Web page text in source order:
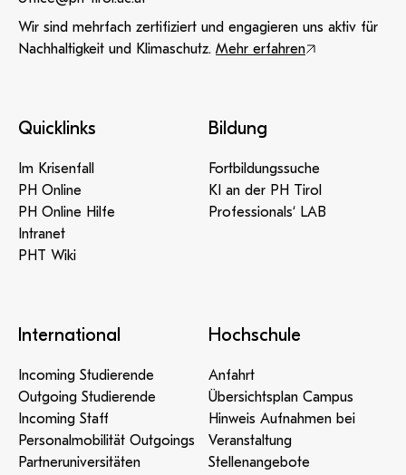
Wir sind mehrfach zertifiziert und engagieren uns aktiv für
Nachhaltigkeit und Klimaschutz. Mehr erfahren
Quicklinks
Im Krisenfall
PH Online
PH Online Hilfe
Intranet
PHT Wiki
Bildung
Fortbildungssuche
KI an der PH Tirol
Professionals‘ LAB
International
Incoming Studierende
Outgoing Studierende
Incoming Staff
Personalmobilität Outgoings
Partneruniversitäten
Hochschule
Anfahrt
Übersichtsplan Campus
Hinweis Aufnahmen bei
Veranstaltung
Stellenangebote